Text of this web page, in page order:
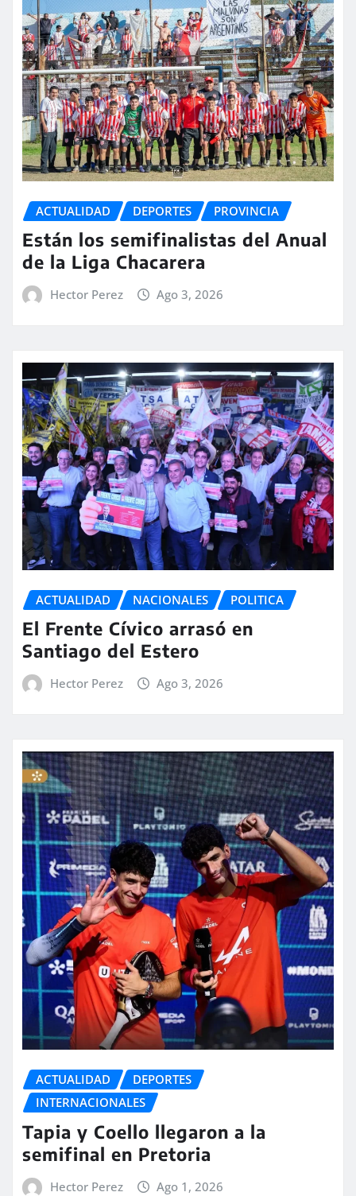
ACTUALIDAD DEPORTES PROVINCIA
Están los semifinalistas del Anual
de la Liga Chacarera
Hector Perez Ago 3, 2026
ACTUALIDAD NACIONALES POLITICA
El Frente Cívico arrasó en
Santiago del Estero
Hector Perez Ago 3, 2026
ACTUALIDAD
DEPORTES
INTERNACIONALES
Tapia y Coello llegaron a la
semifinal en Pretoria
Hector Perez Ago 1, 2026